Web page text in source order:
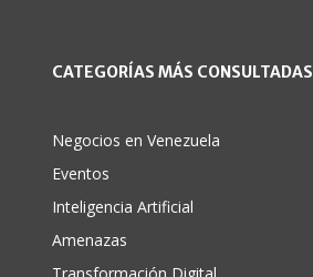
CATEGORÍAS MÁS CONSULTADAS
Negocios en Venezuela
Eventos
Inteligencia Artificial
Amenazas